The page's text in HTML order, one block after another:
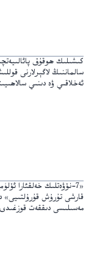
كىشىلىك ھوقۇق
سالماننىڭ لاگېرلارنى
ئەخلاقىي ۋە دىنىي
«7-نۆۋەتلىك خەلقئارا
قارشى تۇرۇش قۇرۇلتىيى» دا
مەسىلىسى دىققەت قوزغىدى